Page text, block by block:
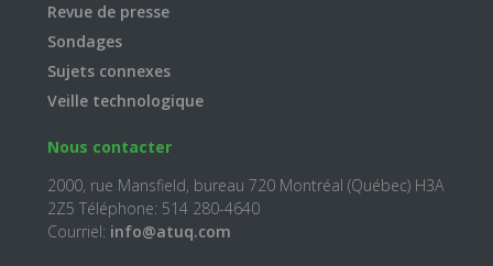
Revue de presse
Sondages
Sujets connexes
Veille technologique
Nous contacter
2000, rue Mansfield, bureau 720 Montréal (Québec) H3A
2Z5 Téléphone: 514 280-4640
Courriel: info@atuq.com